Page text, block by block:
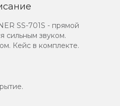
SS-701S - прямой
сильным звуком.
Кейс в комплекте.